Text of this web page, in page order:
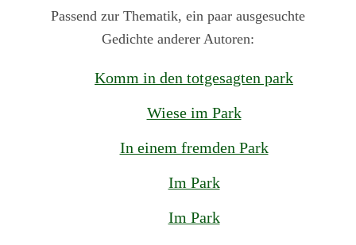
Passend zur Thematik, ein paar ausgesuchte
Gedichte anderer Autoren:
Komm in den totgesagten park
Wiese im Park
In einem fremden Park
Im Park
Im Park